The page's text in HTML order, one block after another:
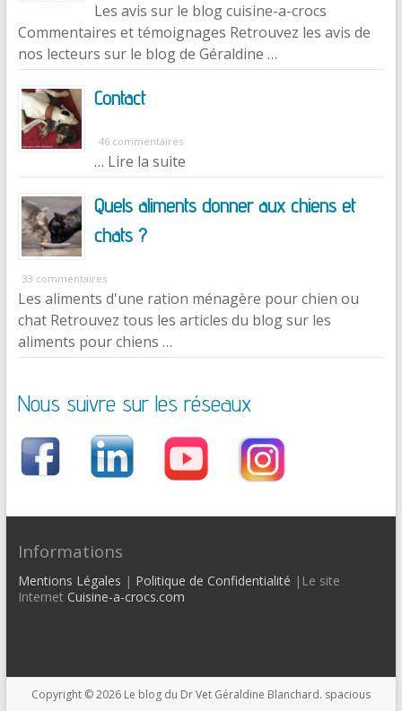
Les avis sur le blog cuisine-a-crocs
Commentaires et témoignages Retrouvez les avis de
nos lecteurs sur le blog de Géraldine …
Contact
46 commentaires
… Lire la suite
Quels aliments donner aux chiens et
chats ?
33 commentaires
Les aliments d'une ration ménagère pour chien ou
chat Retrouvez tous les articles du blog sur les
aliments pour chiens …
Nous suivre sur les réseaux
Informations
Mentions Légales | Politique de Confidentialité |Le site
Internet Cuisine-a-crocs.com
Copyright © 2026 Le blog du Dr Vet Géraldine Blanchard. spacious